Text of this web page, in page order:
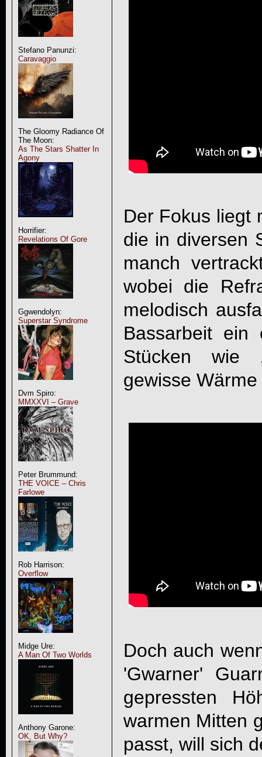
Stefano Panunzi:
Caravaggio
The Gloomy Radiance Of
The Moon:
As The Stars Shatter In
Agony
Horrifier:
Revelations Of Gore
Ggwendolyn:
Superstar Syndrome
Dvm Spiro:
MMXXVI – Grave
Peter Brummund:
THE VOICE – Chris
Farlowe
Rob Harrison:
Overflow
Midge Ure:
A Man Of Two Worlds
Anthony Garone:
OK, But Why?
Der Fokus liegt
die in diversen
manch
wobei die
melodisch
Bassarbeit ein
Stücken wie
gewisse
Doch auch
'Gwarner'
gepressten
warmen Mitten
passt, will sich